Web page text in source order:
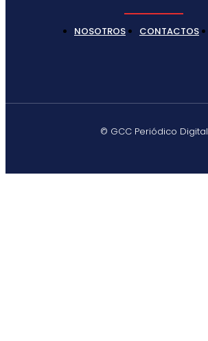
NOSOTROS CONTACTOS
© GCC Periódico Digital